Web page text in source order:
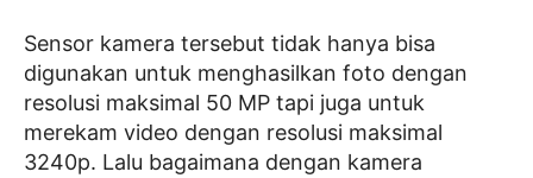
Sensor kamera tersebut tidak hanya bisa
digunakan untuk menghasilkan foto dengan
resolusi maksimal 50 MP tapi juga untuk
merekam video dengan resolusi maksimal
3240p. Lalu bagaimana dengan kamera